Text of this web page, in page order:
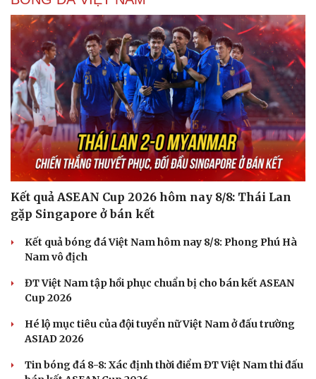
Kết quả ASEAN Cup 2026 hôm nay 8/8: Thái Lan
gặp Singapore ở bán kết
Kết quả bóng đá Việt Nam hôm nay 8/8: Phong Phú Hà
Nam vô địch
ĐT Việt Nam tập hồi phục chuẩn bị cho bán kết ASEAN
Cup 2026
Hé lộ mục tiêu của đội tuyển nữ Việt Nam ở đấu trường
ASIAD 2026
Tin bóng đá 8-8: Xác định thời điểm ĐT Việt Nam thi đấu